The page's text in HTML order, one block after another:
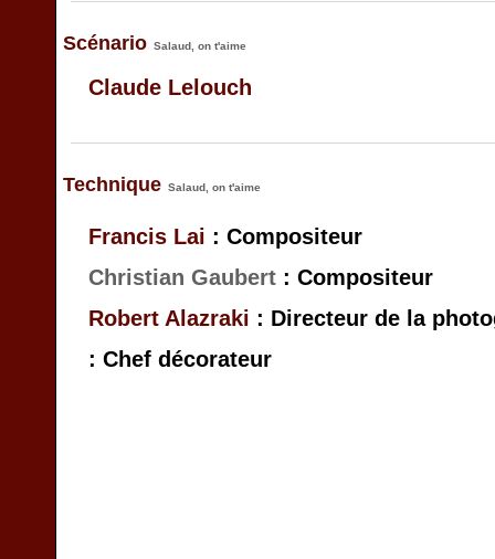
Scénario Salaud, on t'aime
Claude Lelouch
Technique Salaud, on t'aime
Francis Lai : Compositeur
Christian Gaubert : Compositeur
Robert Alazraki : Directeur de la
: Chef décorateur